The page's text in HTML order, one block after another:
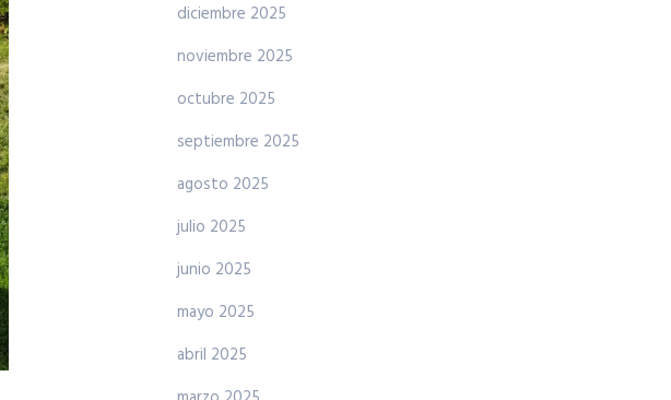
diciembre 2025
noviembre 2025
octubre 2025
septiembre 2025
agosto 2025
julio 2025
junio 2025
mayo 2025
abril 2025